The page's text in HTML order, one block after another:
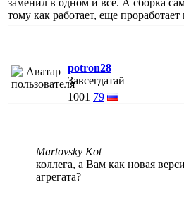
тому как работает, еще проработает
potron28
Завсегдатай
1001 79
Martovsky Kot
коллега, а Вам как новая
агрегата?